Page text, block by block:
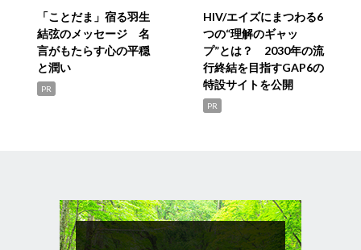
「ことだま」宿る羽生
結弦のメッセージ 名
言がもたらす心の平穏
と潤い
PR
HIV/エイズにまつわる6
つの“理解のギャッ
プ”とは？ 2030年の流
行終結を目指すGAP6の
特設サイトを公開
PR